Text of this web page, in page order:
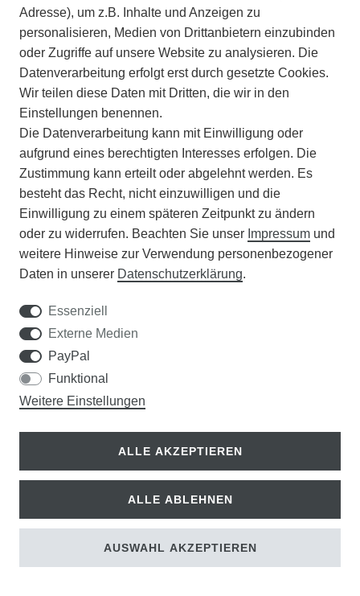
Dürr Samen Gründüngung Süßlupine, 80
g
2,50 €
Adresse), um z.B. Inhalte und Anzeigen zu
personalisieren, Medien von Drittanbietern einzubinden
oder Zugriffe auf unsere Website zu analysieren. Die
Datenverarbeitung erfolgt erst durch gesetzte Cookies.
Wir teilen diese Daten mit Dritten, die wir in den
Einstellungen benennen.
Die Datenverarbeitung kann mit Einwilligung oder
aufgrund eines berechtigten Interesses erfolgen. Die
Zustimmung kann erteilt oder abgelehnt werden. Es
besteht das Recht, nicht einzuwilligen und die
Einwilligung zu einem späteren Zeitpunkt zu ändern
oder zu widerrufen. Beachten Sie unser Impressum und
weitere Hinweise zur Verwendung personenbezogener
Daten in unserer Daten­schutz­erklärung.
Essenziell
Externe Medien
PayPal
Funktional
Weitere Einstellungen
ALLE AKZEPTIEREN
ALLE ABLEHNEN
AUSWAHL AKZEPTIEREN